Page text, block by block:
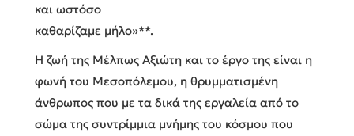
και ωστόσο
καθαρίζαμε μήλο»**.
Η ζωή της Μέλπως Αξιώτη και το έργο της είναι η
φωνή του Μεσοπόλεμου, η θρυμματισμένη
άνθρωπος που με τα δικά της εργαλεία από το
σώμα της συντρίμμια μνήμης του κόσμου που